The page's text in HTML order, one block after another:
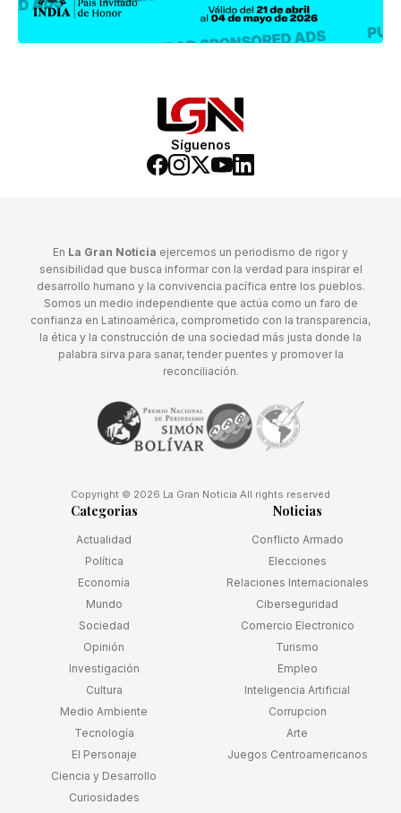
Síguenos
En La Gran Noticia ejercemos un periodismo de rigor y
sensibilidad que busca informar con la verdad para inspirar el
desarrollo humano y la convivencia pacífica entre los pueblos.
Somos un medio independiente que actúa como un faro de
confianza en Latinoamérica, comprometido con la transparencia,
la ética y la construcción de una sociedad más justa donde la
palabra sirva para sanar, tender puentes y promover la
reconciliación.
Copyright © 2026 La Gran Noticia All rights reserved
Categorias
Actualidad
Política
Economía
Mundo
Sociedad
Opinión
Investigación
Cultura
Medio Ambiente
Tecnología
El Personaje
Ciencia y Desarrollo
Curiosidades
Noticias
Conflicto Armado
Elecciones
Relaciones Internacionales
Ciberseguridad
Comercio Electronico
Turismo
Empleo
Inteligencia Artificial
Corrupcion
Arte
Juegos Centroamericanos